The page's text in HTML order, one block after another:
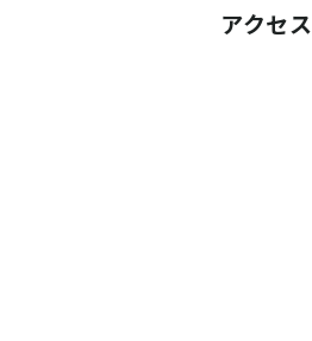
アクセス